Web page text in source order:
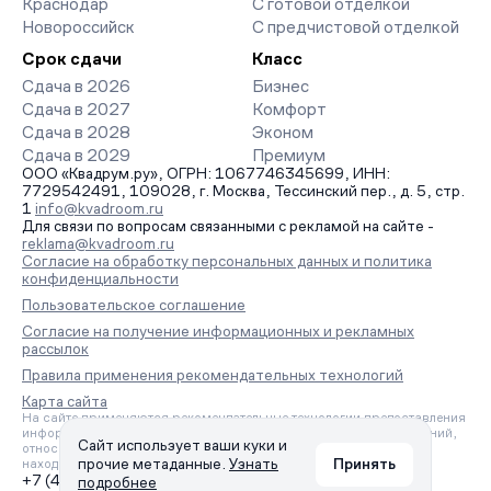
Краснодар
Новороссийск
С готовой отделкой
С предчистовой отделкой
Срок сдачи
Сдача в 2026
Сдача в 2027
Сдача в 2028
Сдача в 2029
Класс
Бизнес
Комфорт
Эконом
Премиум
ООО «Квадрум.ру», ОГРН: 1067746345699, ИНН:
7729542491, 109028, г. Москва, Тессинский пер., д. 5, стр.
1 info@kvadroom.ru
Для связи по вопросам связанными с рекламой на сайте -
reklama@kvadroom.ru
Согласие на обработку персональных данных и политика
конфиденциальности
Пользовательское соглашение
Согласие на получение информационных и рекламных
рассылок
Правила применения рекомендательных технологий
Карта сайта
На сайте применяются рекомендательные технологии предоставления
информации на основе сбора, систематизации и анализа сведений,
относящихся к предпочтениям пользователей сети «Интернет»,
находящихся на территории Российской Федерации.
+7 (495) 157-88-80
Сайт использует ваши куки и
прочие метаданные. Узнать
подробнее
Принять